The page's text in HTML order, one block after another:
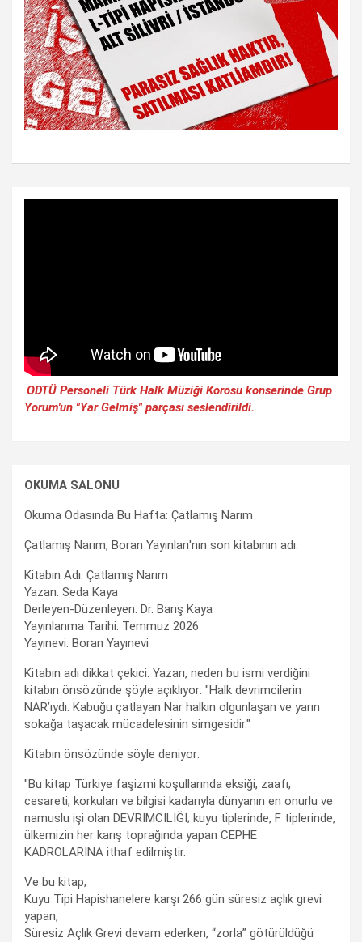
ODTÜ Personeli Türk Halk Müziği Korosu konserinde Grup
Yorum'un "Yar Gelmiş" parçası seslendirildi.
OKUMA SALONU
Okuma Odasında Bu Hafta: Çatlamış Narım
Çatlamış Narım, Boran Yayınları'nın son kitabının adı.
Kitabın Adı: Çatlamış Narım
Yazan: Seda Kaya
Derleyen-Düzenleyen: Dr. Barış Kaya
Yayınlanma Tarihi: Temmuz 2026
Yayınevi: Boran Yayınevi
Kitabın adı dikkat çekici. Yazarı, neden bu ismi verdiğini
kitabın önsözünde şöyle açıklıyor: "Halk devrimcilerin
NAR’ıydı. Kabuğu çatlayan Nar halkın olgunlaşan ve yarın
sokağa taşacak mücadelesinin simgesidir."
Kitabın önsözünde söyle deniyor:
"Bu kitap Türkiye faşizmi koşullarında eksiği, zaafı,
cesareti, korkuları ve bilgisi kadarıyla dünyanın en onurlu ve
namuslu işi olan DEVRİMCİLİĞİ; kuyu tiplerinde, F tiplerinde,
ülkemizin her karış toprağında yapan CEPHE
KADROLARINA ithaf edilmiştir.
Ve bu kitap;
Kuyu Tipi Hapishanelere karşı 266 gün süresiz açlık grevi
yapan,
Süresiz Açlık Grevi devam ederken, “zorla” götürüldüğü